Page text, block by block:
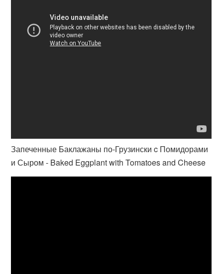
Запеченные Баклажаны по-Грузински c Помидорами
и Сыром - Baked Eggplant with Tomatoes and Cheese